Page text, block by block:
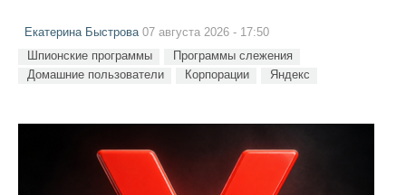
Екатерина Быстрова 07 августа 2026 - 17:50
Шпионские программы
Программы слежения
Домашние пользователи
Корпорации Яндекс